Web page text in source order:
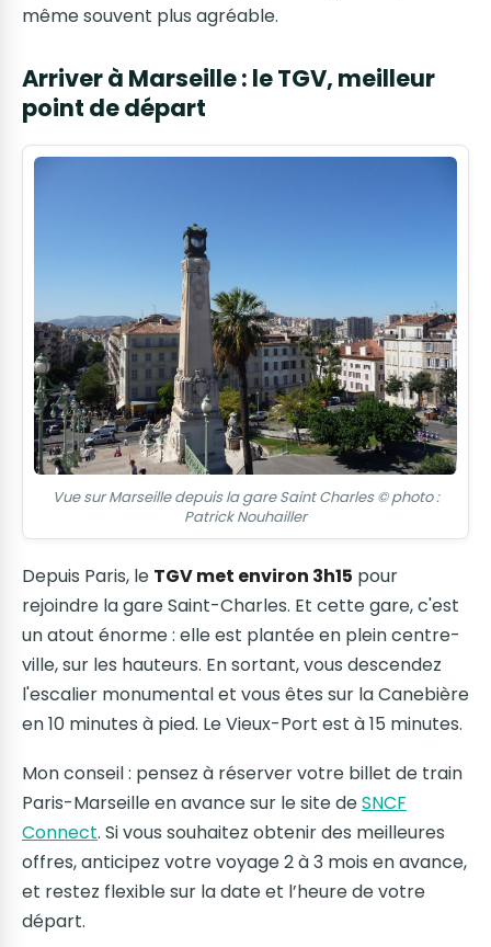
même souvent plus agréable.
Arriver à Marseille : le TGV, meilleur
point de départ
Vue sur Marseille depuis la gare Saint Charles © photo :
Patrick Nouhailler
Depuis Paris, le TGV met environ 3h15 pour
rejoindre la gare Saint-Charles. Et cette gare, c'est
un atout énorme : elle est plantée en plein centre-
ville, sur les hauteurs. En sortant, vous descendez
l'escalier monumental et vous êtes sur la Canebière
en 10 minutes à pied. Le Vieux-Port est à 15 minutes.
Mon conseil : pensez à réserver votre billet de train
Paris-Marseille en avance sur le site deSNCF
Connect. Si vous souhaitez obtenir des meilleures
offres, anticipez votre voyage 2 à 3 mois en avance,
et restez flexible sur la date et l’heure de votre
départ.